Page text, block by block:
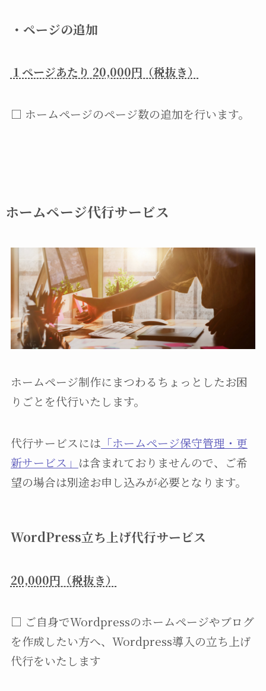
・ ページの追加
１ページあたり 20,000円（税抜き）
□ ホームページのページ数の追加を行います。
ホームページ代行サービス
ホームページ制作にまつわるちょっとしたお困
りごとを代行いたします。
代行サービスには 「ホームページ保守管理・更
新サービス」 は含まれておりませんので、ご希
望の場合は別途お申し込みが必要となります。
WordPress立ち上げ代行サービス
20,000円（税抜き）
□ ご自身でWordpressのホームページやブログ
を作成したい方へ、Wordpress導入の立ち上げ
代行をいたします